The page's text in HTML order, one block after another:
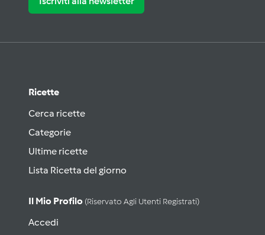
Ricette
Cerca ricette
Categorie
Ultime ricette
Lista Ricetta del giorno
Il Mio Profilo (riservato Agli Utenti Registrati)
Accedi